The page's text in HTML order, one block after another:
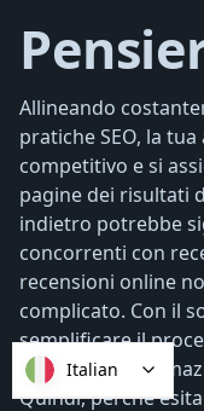
Allineando
pratiche SEO, la
competitivo e si
pagine dei risultati
indietro potrebbe
concorrenti con
recensioni online
complicato. Con il
semplificare il
e ottenere
Quindi, perché
Italian